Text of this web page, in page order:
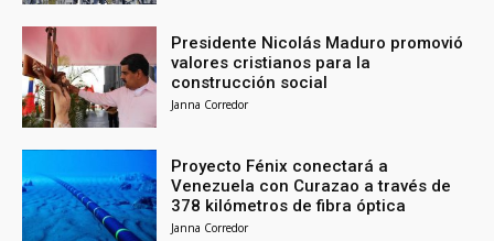
Presidente Nicolás Maduro promovió
valores cristianos para la
construcción social
Janna Corredor
Proyecto Fénix conectará a
Venezuela con Curazao a través de
378 kilómetros de fibra óptica
Janna Corredor